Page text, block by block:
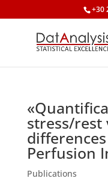
+30
stress/rest
Perfusion
Publications